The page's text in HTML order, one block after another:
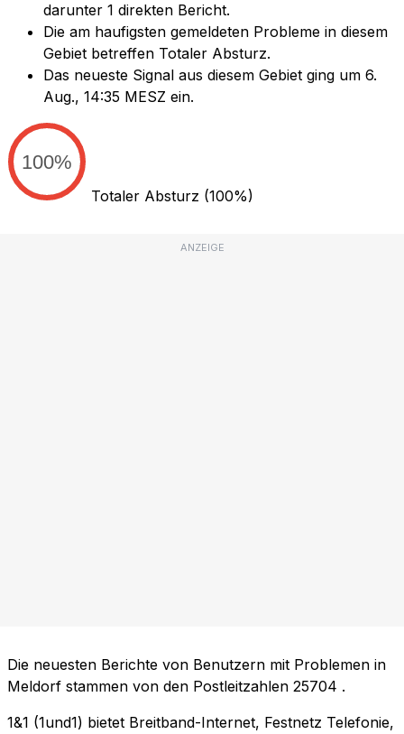
darunter 1 direkten Bericht.
Die am haufigsten gemeldeten Probleme in diesem
Gebiet betreffen Totaler Absturz.
Das neueste Signal aus diesem Gebiet ging um 6.
Aug., 14:35 MESZ ein.
100%
Totaler Absturz (100%)
ANZEIGE
Die neuesten Berichte von Benutzern mit Problemen in
Meldorf stammen von den Postleitzahlen 25704 .
1&1 (1und1) bietet Breitband-Internet, Festnetz Telefonie,